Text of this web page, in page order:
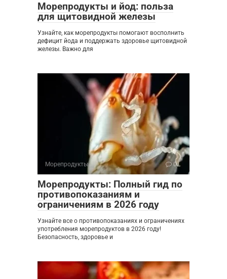
Морепродукты и йод: польза
для щитовидной железы
Узнайте, как морепродукты помогают восполнить
дефицит йода и поддержать здоровье щитовидной
железы. Важно для
Морепродукты 0
Морепродукты: Полный гид по
противопоказаниям и
ограничениям в 2026 году
Узнайте все о противопоказаниях и ограничениях
употребления морепродуктов в 2026 году!
Безопасность, здоровье и